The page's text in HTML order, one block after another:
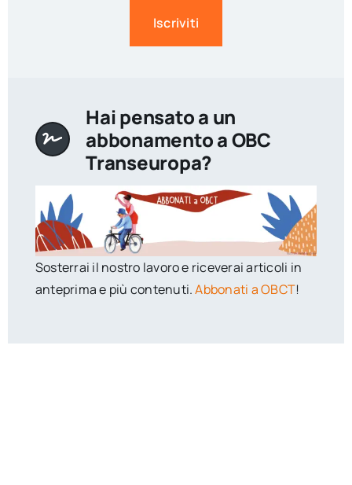
Iscriviti
Hai pensato a un
abbonamento a OBC
Transeuropa?
Sosterrai il nostro lavoro e riceverai articoli in
anteprima e più contenuti.Abbonati a OBCT!